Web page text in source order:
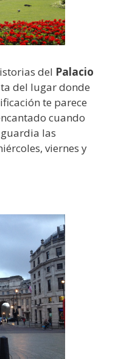
del Palacio
del lugar donde
te parece
cuando
las
viernes y